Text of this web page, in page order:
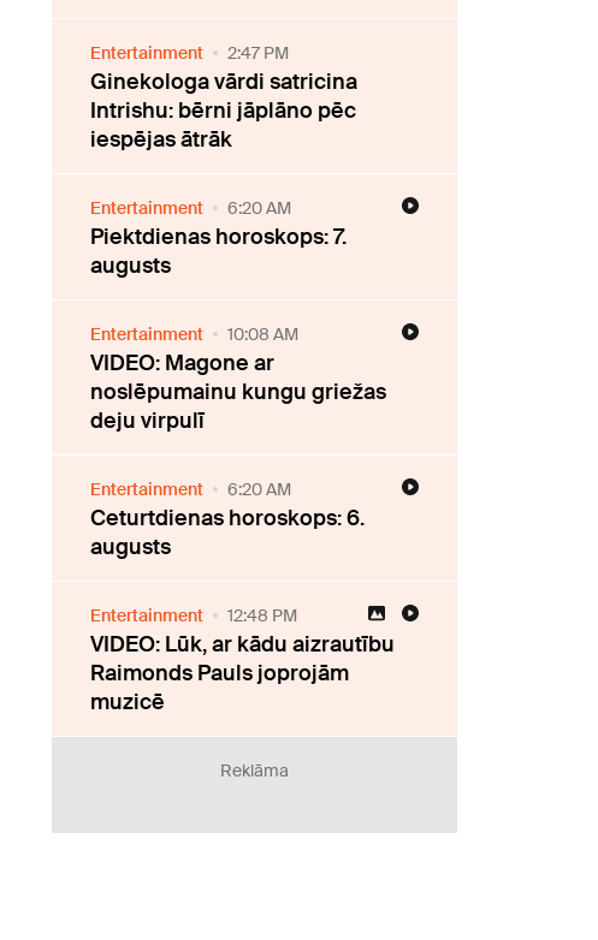
Entertainment 2:47 PM
Ginekologa vārdi satricina
Intrishu: bērni jāplāno pēc
iespējas ātrāk
Entertainment 6:20 AM
Piektdienas horoskops: 7.
augusts
Entertainment 10:08 AM
VIDEO: Magone ar
noslēpumainu kungu griežas
deju virpulī
Entertainment 6:20 AM
Ceturtdienas horoskops: 6.
augusts
Entertainment 12:48 PM
VIDEO: Lūk, ar kādu aizrautību
Raimonds Pauls joprojām
muzicē
Reklāma